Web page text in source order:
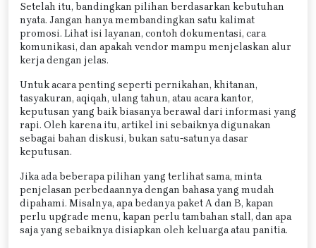
Setelah itu, bandingkan pilihan berdasarkan kebutuhan
nyata. Jangan hanya membandingkan satu kalimat
promosi. Lihat isi layanan, contoh dokumentasi, cara
komunikasi, dan apakah vendor mampu menjelaskan alur
kerja dengan jelas.
Untuk acara penting seperti pernikahan, khitanan,
tasyakuran, aqiqah, ulang tahun, atau acara kantor,
keputusan yang baik biasanya berawal dari informasi yang
rapi. Oleh karena itu, artikel ini sebaiknya digunakan
sebagai bahan diskusi, bukan satu-satunya dasar
keputusan.
Jika ada beberapa pilihan yang terlihat sama, minta
penjelasan perbedaannya dengan bahasa yang mudah
dipahami. Misalnya, apa bedanya paket A dan B, kapan
perlu upgrade menu, kapan perlu tambahan stall, dan apa
saja yang sebaiknya disiapkan oleh keluarga atau panitia.